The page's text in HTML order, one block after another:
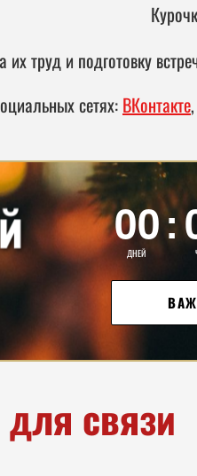
труд и подготовку
сетях: ВКонтакте,
00:
ДНЕЙ
связи